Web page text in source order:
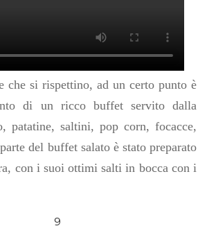
che si rispettino, ad un certo punto è
di un ricco buffet servito dalla
patatine, saltini, pop corn, focacce,
del buffet salato è stato preparato
con i suoi ottimi salti in bocca con i